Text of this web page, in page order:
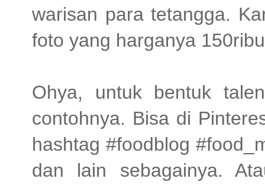
warisan para tetangga.
foto yang harganya
Ohya, untuk bentuk
contohnya. Bisa di
hashtag #foodblog
dan lain sebagainya.